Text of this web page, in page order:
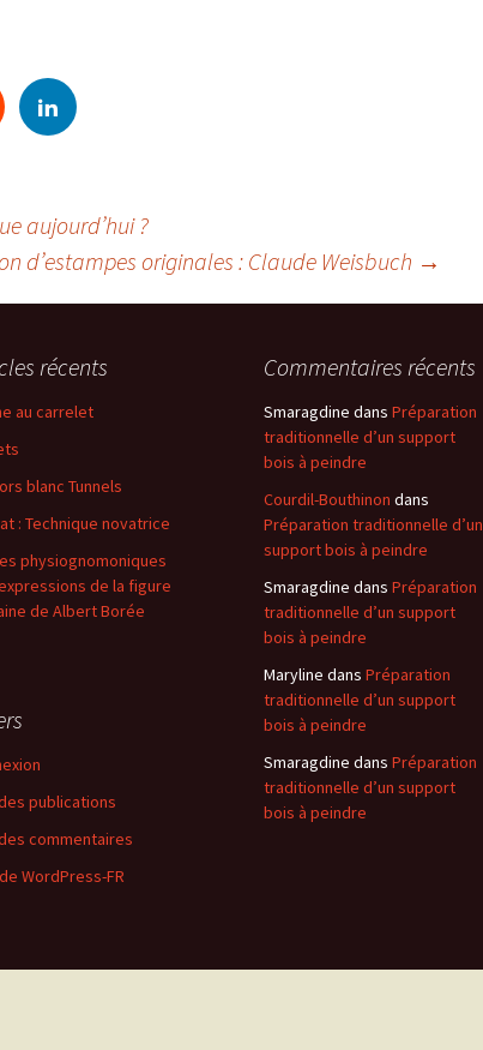
aujourd’hui ?
d’estampes originales : Claude Weisbuch →
récents
au carrelet
blanc Tunnels
: Technique novatrice
physiognomoniques
de la figure
de Albert Borée
Commentaires récents
Smaragdine dans Préparation
traditionnelle d’un support
bois à peindre
Courdil-Bouthinon dans
Préparation traditionnelle d’un
support bois à peindre
Smaragdine dans Préparation
traditionnelle d’un support
bois à peindre
Maryline dans Préparation
traditionnelle d’un support
bois à peindre
Smaragdine dans Préparation
traditionnelle d’un support
bois à peindre
publications
commentaires
WordPress-FR